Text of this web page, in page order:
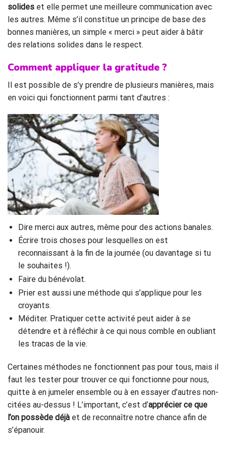
solides et elle permet une meilleure communication avec
les autres. Même s’il constitue un principe de base des
bonnes manières, un simple « merci » peut aider à bâtir
des relations solides dans le respect.
Comment appliquer la gratitude ?
Il est possible de s’y prendre de plusieurs manières, mais
en voici qui fonctionnent parmi tant d’autres :
Dire merci aux autres, même pour des actions banales.
Écrire trois choses pour lesquelles on est
reconnaissant à la fin de la journée (ou davantage si tu
le souhaites !).
Faire du bénévolat.
Prier est aussi une méthode qui s’applique pour les
croyants.
Méditer. Pratiquer cette activité peut aider à se
détendre et à réfléchir à ce qui nous comble en oubliant
les tracas de la vie.
Certaines méthodes ne fonctionnent pas pour tous, mais il
faut les tester pour trouver ce qui fonctionne pour nous,
quitte à en jumeler ensemble ou à en essayer d’autres non-
citées au-dessus ! L’important, c’est d’apprécier ce que
l’on possède déjà et de reconnaître notre chance afin de
s’épanouir.